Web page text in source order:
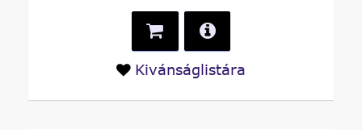
Kivánságlistára